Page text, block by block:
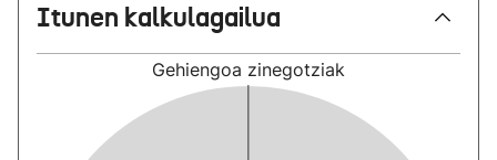
Itunen kalkulagailua
Gehiengoa zinegotziak